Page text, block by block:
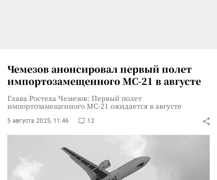
Чемезов анонсировал первый полет
импортозамещенного МС-21 в августе
Глава Ростеха Чемезов: Первый полет
импортозамещенного МС-21 ожидается в августе
5 августа 2025, 11:46 12